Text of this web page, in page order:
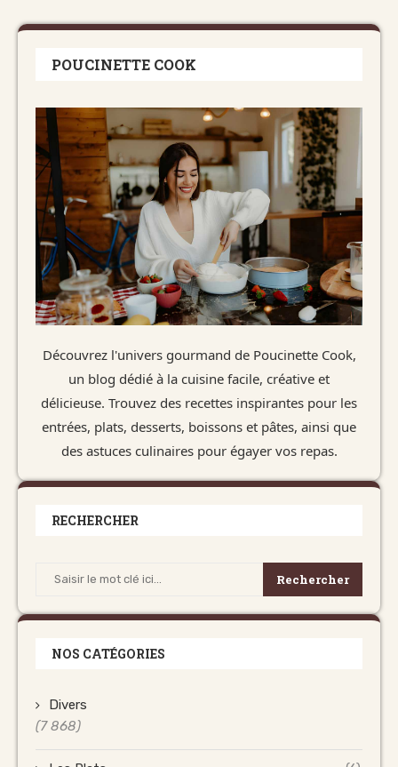
POUCINETTE COOK
Découvrez l'univers gourmand de Poucinette Cook,
un blog dédié à la cuisine facile, créative et
délicieuse. Trouvez des recettes inspirantes pour les
entrées, plats, desserts, boissons et pâtes, ainsi que
des astuces culinaires pour égayer vos repas.
RECHERCHER
Rechercher
NOS CATÉGORIES
Divers
(7 868)